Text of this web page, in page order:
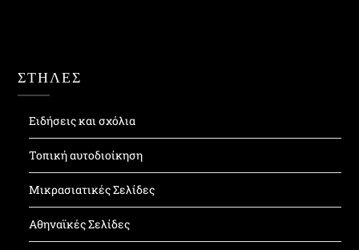
ΣΤΗΛΕΣ
Ειδήσεις και σχόλια
Τοπική αυτοδιοίκηση
Μικρασιατικές Σελίδες
Αθηναϊκές Σελίδες